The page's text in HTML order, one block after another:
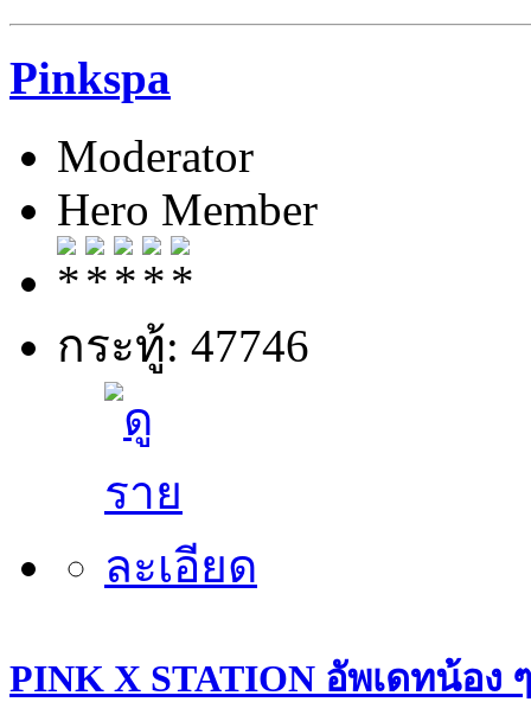
Pinkspa
Moderator
Hero Member
กระทู้: 47746
PINK X STATION อัพเดทน้อง